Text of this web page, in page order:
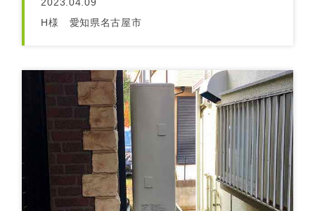
H様 愛知県名古屋市